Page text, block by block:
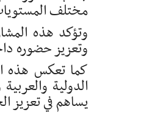
مختلف
وتؤكد هذه
وتعزيز حضوره
كما تعكس هذه
الدولية
يساهم في تعزيز